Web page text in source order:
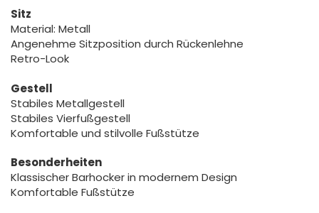
Sitz
Material: Metall
Angenehme Sitzposition durch Rückenlehne
Retro-Look
Gestell
Stabiles Metallgestell
Stabiles Vierfußgestell
Komfortable und stilvolle Fußstütze
Besonderheiten
Klassischer Barhocker in modernem Design
Komfortable Fußstütze